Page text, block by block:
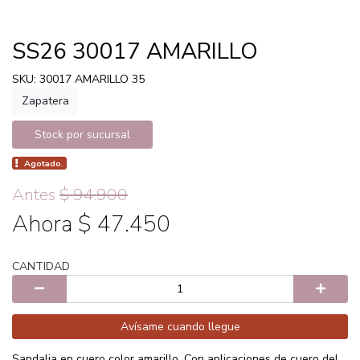
SS26 30017 AMARILLO
SKU: 30017 AMARILLO 35
Zapatera
Stock por sucursal
Agotado.
Antes $ 94.900
Ahora $ 47.450
CANTIDAD
Avísame cuando llegue